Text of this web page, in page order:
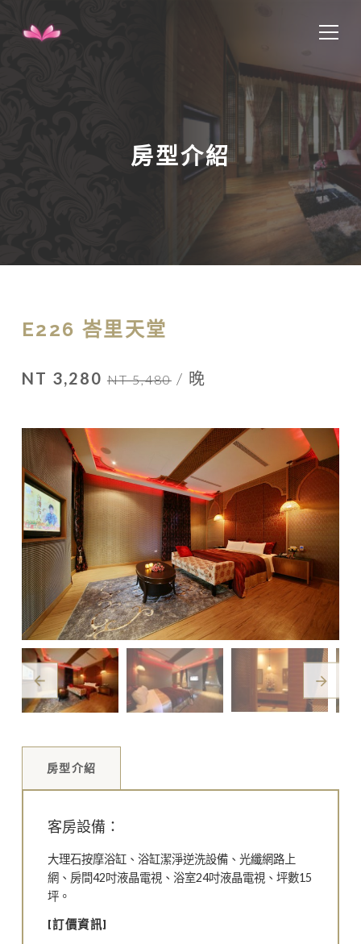
房型介紹
E226 峇里天堂
NT 3,280 NT 5,480 / 晚
arrow_back arrow_forward
房型介紹
客房設備：
大理石按摩浴缸、浴缸潔淨逆洗設備、光纖網路上
網、房間42吋液晶電視、浴室24吋液晶電視、坪數15
坪。
[訂價資訊]